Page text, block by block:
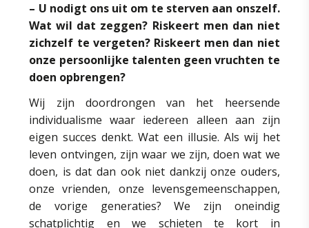
– U nodigt ons uit om te sterven aan onszelf.
Wat wil dat zeggen? Riskeert men dan niet
zichzelf te vergeten? Riskeert men dan niet
onze persoonlijke talenten geen vruchten te
doen opbrengen?
Wij zijn doordrongen van het heersende
individualisme waar iedereen alleen aan zijn
eigen succes denkt. Wat een illusie. Als wij het
leven ontvingen, zijn waar we zijn, doen wat we
doen, is dat dan ook niet dankzij onze ouders,
onze vrienden, onze levensgemeenschappen,
de vorige generaties? We zijn oneindig
schatplichtig en we schieten te kort in